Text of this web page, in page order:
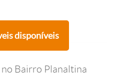
disponíveis
Bairro Planaltina